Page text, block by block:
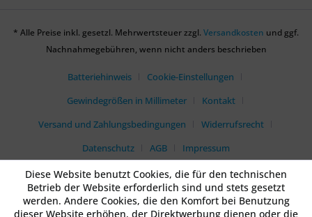
* Alle Preise inkl. gesetzl. Mehrwertsteuer zzgl. Versandkosten und ggf.
Nachnahmegebühren, wenn nicht anders beschrieben
Batteriehinweis
Cookie-Einstellungen
Gewindegrößen in Millimeter
Kontakt
Versand und Zahlungsbedingungen
Widerrufsrecht
Datenschutz
AGB Impressum
Diese Website benutzt Cookies, die für den technischen
Betrieb der Website erforderlich sind und stets gesetzt
werden. Andere Cookies, die den Komfort bei Benutzung
dieser Website erhöhen, der Direktwerbung dienen oder die